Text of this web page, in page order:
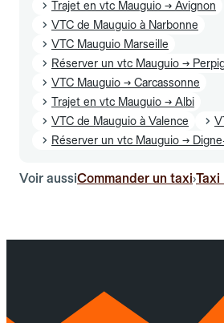
Trajet en vtc Mauguio → Avignon
VTC de Mauguio à Narbonne
VTC Mauguio Marseille
Réserver un vtc Mauguio →
VTC Mauguio → Carcassonne
Trajet en vtc Mauguio → Albi
VTC de Mauguio à Valence
Réserver un vtc Mauguio →
Voir aussiCommander un taxi›Taxi